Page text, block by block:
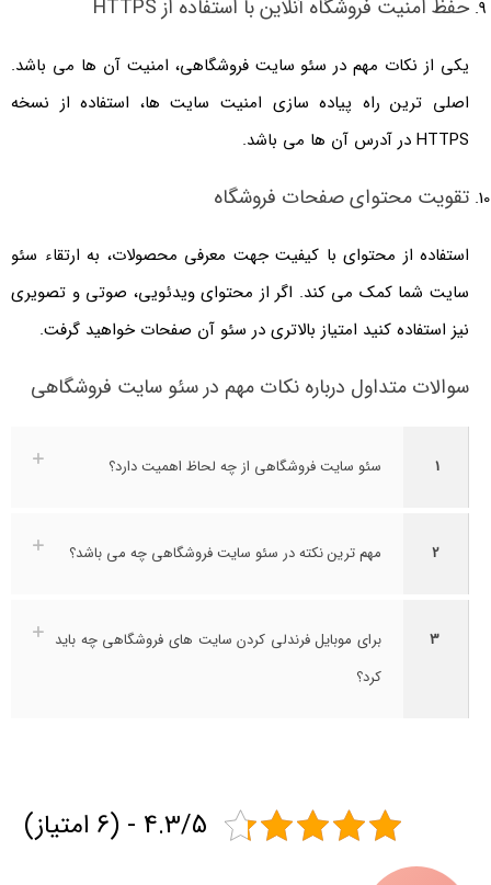
حفظ امنیت فروشگاه آنلاین با استفاده از HTTPS
یکی از نکات مهم در سئو سایت فروشگاهی، امنیت آن ها می باشد.
اصلی ترین راه پیاده سازی امنیت سایت ها، استفاده از نسخه
HTTPS در آدرس آن ها می باشد.
تقویت محتوای صفحات فروشگاه
استفاده از محتوای با کیفیت جهت معرفی محصولات، به ارتقاء سئو
سایت شما کمک می کند. اگر از محتوای ویدئویی، صوتی و تصویری
نیز استفاده کنید امتیاز بالاتری در سئو آن صفحات خواهید گرفت.
سوالات متداول درباره نکات مهم در سئو سایت فروشگاهی
سئو سایت فروشگاهی از چه لحاظ اهمیت دارد؟
2 مهم ترین نکته در سئو سایت فروشگاهی چه می باشد؟
3
برای موبایل فرندلی کردن سایت های فروشگاهی چه باید
کرد؟
4.3/5 - (6 امتیاز)